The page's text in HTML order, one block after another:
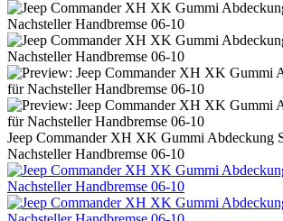
Jeep Commander XH XK Gummi Abdeckung
Nachsteller Handbremse 06-10